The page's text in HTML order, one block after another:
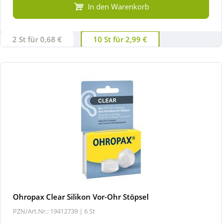
In den Warenkorb
2 St für 0,68 € 10 St für 2,99 €
Ohropax Clear Silikon Vor-Ohr Stöpsel
PZN/Art.Nr.: 19412739 | 6 St